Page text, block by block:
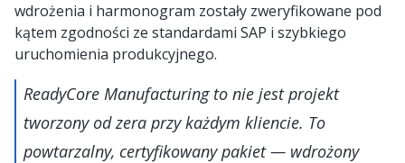
wdrożenia i harmonogram zostały zweryfikowane pod
kątem zgodności ze standardami SAP i szybkiego
uruchomienia produkcyjnego.
ReadyCore Manufacturing to nie jest projekt
tworzony od zera przy każdym kliencie. To
powtarzalny, certyfikowany pakiet — wdrożony